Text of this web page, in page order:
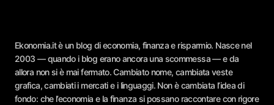
Ekonomia.it è un blog di economia, finanza e risparmio. Nasce nel
2003 — quando i blog erano ancora una scommessa — e da
allora non si è mai fermato. Cambiato nome, cambiata veste
grafica, cambiati i mercati e i linguaggi. Non è cambiata l’idea di
fondo: che l’economia e la finanza si possano raccontare con rigore